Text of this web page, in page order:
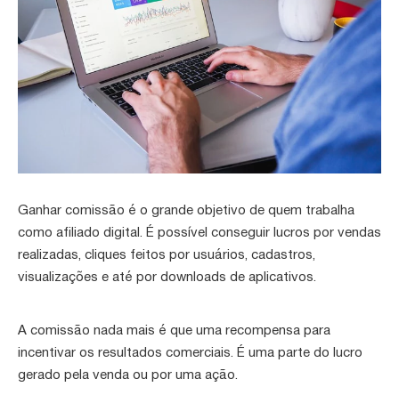
Ganhar comissão é o grande objetivo de quem trabalha
como afiliado digital. É possível conseguir lucros por vendas
realizadas, cliques feitos por usuários, cadastros,
visualizações e até por downloads de aplicativos.
A comissão nada mais é que uma recompensa para
incentivar os resultados comerciais. É uma parte do lucro
gerado pela venda ou por uma ação.